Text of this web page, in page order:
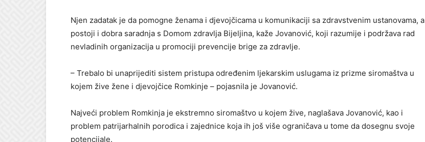
Njen zadatak je da pomogne ženama i djevojčicama u komunikaciji sa zdravstvenim ustanovama, a
postoji i dobra saradnja s Domom zdravlja Bijeljina, kaže Jovanović, koji razumije i podržava rad
nevladinih organizacija u promociji prevencije brige za zdravlje.
– Trebalo bi unaprijediti sistem pristupa određenim ljekarskim uslugama iz prizme siromaštva u
kojem žive žene i djevojčice Romkinje – pojasnila je Jovanović.
Najveći problem Romkinja je ekstremno siromaštvo u kojem žive, naglašava Jovanović, kao i
problem patrijarhalnih porodica i zajednice koja ih još više ograničava u tome da dosegnu svoje
potencijale.